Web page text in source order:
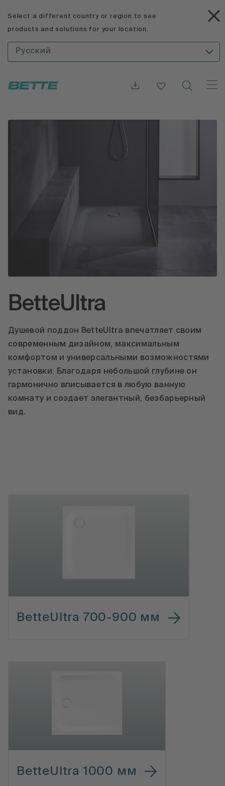
Select a different country or region to see
products and solutions for your location.
Русский
BetteUltra
Душевой поддон BetteUltra впечатляет своим
современным дизайном, максимальным
комфортом и универсальными возможностями
установки. Благодаря небольшой глубине он
гармонично вписывается в любую ванную
комнату и создает элегантный, безбарьерный
вид.
BetteUltra 700-900 мм
BetteUltra 1000 мм